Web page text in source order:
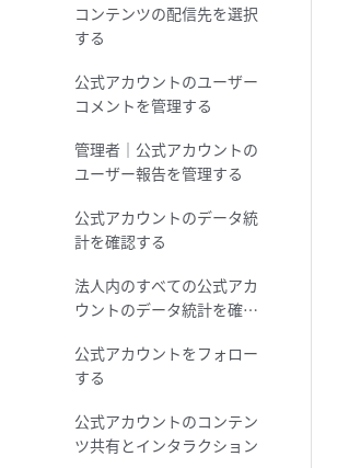
コンテンツの配信先を選択
する
公式アカウントのユーザー
コメントを管理する
管理者｜公式アカウントの
ユーザー報告を管理する
公式アカウントのデータ統
計を確認する
法人内のすべての公式アカ
ウントのデータ統計を確認
公式アカウントをフォロー
する
公式アカウントのコンテン
ツ共有とインタラクション